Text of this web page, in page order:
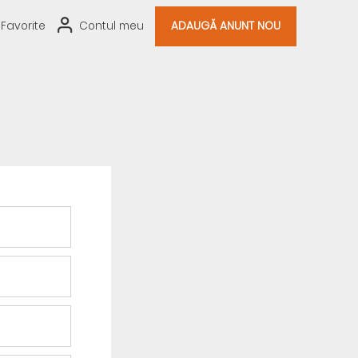
Favorite Contul meu ADAUGĂ ANUNT NOU